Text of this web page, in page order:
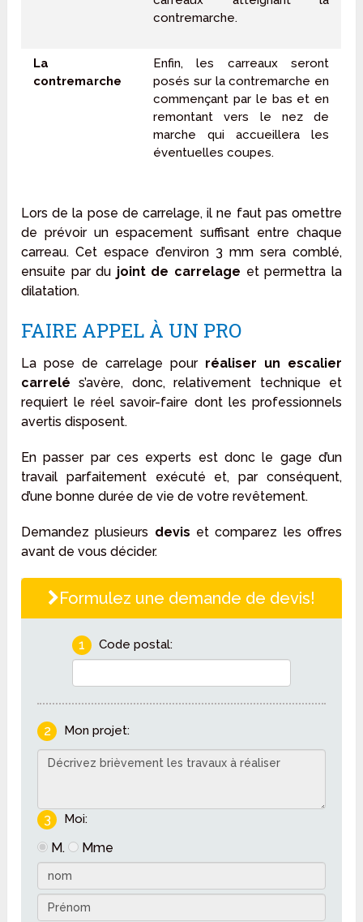
contremarche.
La
contremarche
Enfin, les carreaux seront
posés sur la contremarche en
commençant par le bas et en
remontant vers le nez de
marche qui accueillera les
éventuelles coupes.
Lors de la pose de carrelage, il ne faut pas omettre
de prévoir un espacement suffisant entre chaque
carreau. Cet espace d’environ 3 mm sera comblé,
ensuite par du joint de carrelage et permettra la
dilatation.
FAIRE APPEL À UN PRO
La pose de carrelage pour réaliser un escalier
carrelé s’avère, donc, relativement technique et
requiert le réel savoir-faire dont les professionnels
avertis disposent.
En passer par ces experts est donc le gage d’un
travail parfaitement exécuté et, par conséquent,
d’une bonne durée de vie de votre revêtement.
Demandez plusieurs devis et comparez les offres
avant de vous décider.
Formulez une demande de devis!
1 Code postal:
2 Mon projet:
3 Moi:
M. Mme